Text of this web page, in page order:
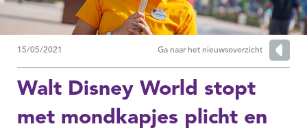
15/05/2021 Ga naar het nieuwsoverzicht
Walt Disney World stopt
met mondkapjes plicht en